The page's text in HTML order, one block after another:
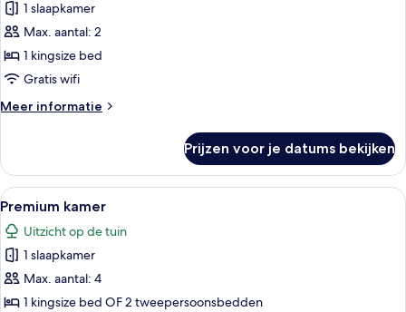
Romance
laden
1 slaapkamer
Max. aantal: 2
1 kingsize bed
Gratis wifi
Meer informatie
Meer
Romance
Prijzen voor je datums bekijken
Alle
foto's
voor
Premium
kamer
laden
Hotelkamer met een bed, bureau,
5
Premium kamer
Uitzicht op de tuin
1 slaapkamer
Max. aantal: 4
1 kingsize bed OF 2 tweepersoonsbedden